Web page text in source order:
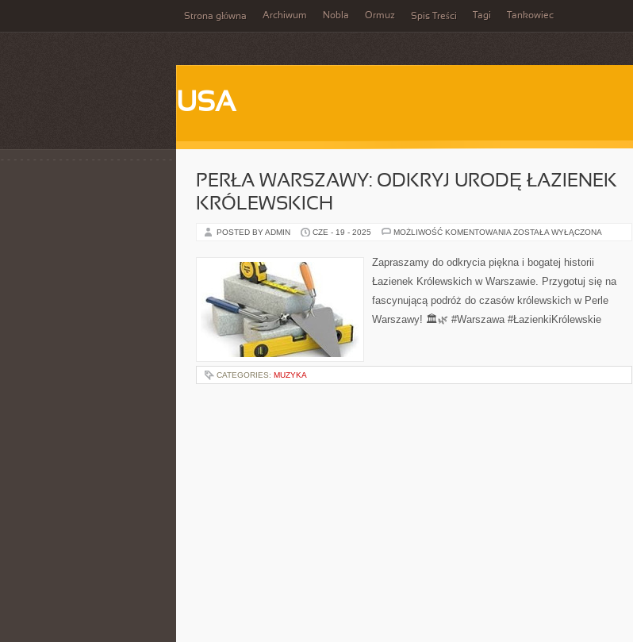
Strona główna Archiwum Nobla Ormuz Spis Treści Tagi Tankowiec
USA
PERŁA WARSZAWY: ODKRYJ URODĘ ŁAZIENEK
KRÓLEWSKICH
POSTED BY ADMIN CZE - 19 - 2025 MOŻLIWOŚĆ KOMENTOWANIA PERŁA
URODĘ
ŁAZIENEK
ZOSTAŁA WYŁĄCZONA
Zapraszamy do odkrycia piękna i bogatej historii
Łazienek Królewskich w Warszawie. Przygotuj się na
fascynującą podróż do czasów królewskich w Perle
Warszawy! 🏛️🌿 #Warszawa #ŁazienkiKrólewskie
CATEGORIES: MUZYKA